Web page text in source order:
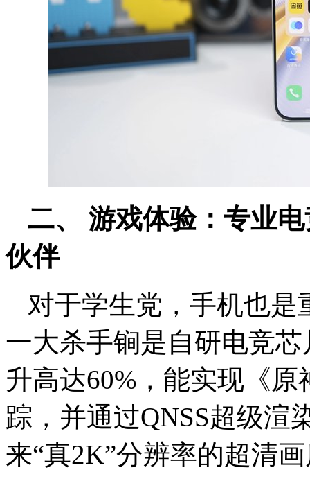
二、 游戏体验：专业
伙伴
对于学生党，手机也是
一大杀手锏是自研电竞
升高达60%，能实现《
踪，并通过QNSS超级渲
来“真2K”分辨率的超清